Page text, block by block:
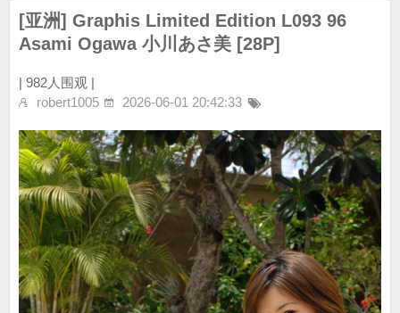
[亚洲] Graphis Limited Edition L093 96
Asami Ogawa 小川あさ美 [28P]
| 982人围观 |
robert1005
2026-06-01 20:42:33